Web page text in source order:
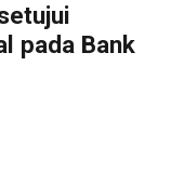
pada Bank